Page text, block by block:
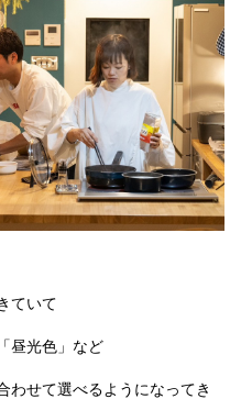
ていて
昼光色」など
わせて選べるようになってき